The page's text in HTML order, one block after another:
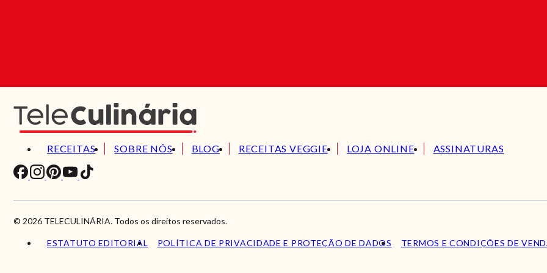
RECEITAS SOBRE NÓS BLOG RECEITAS VEGGIE LOJA ONLINE ASSINATURAS
© 2026 TELECULINÁRIA. Todos os direitos reservados.
ESTATUTO EDITORIAL POLÍTICA DE PRIVACIDADE E PROTEÇÃO DE DADOS TERMOS E CONDIÇÕES DE